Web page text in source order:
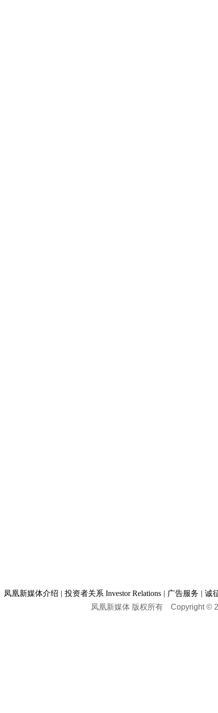
凤凰新媒体介绍 | 投资者关系 Investor Relations | 广告服务 | 诚
凤凰新媒体 版权所有 Copyright ©